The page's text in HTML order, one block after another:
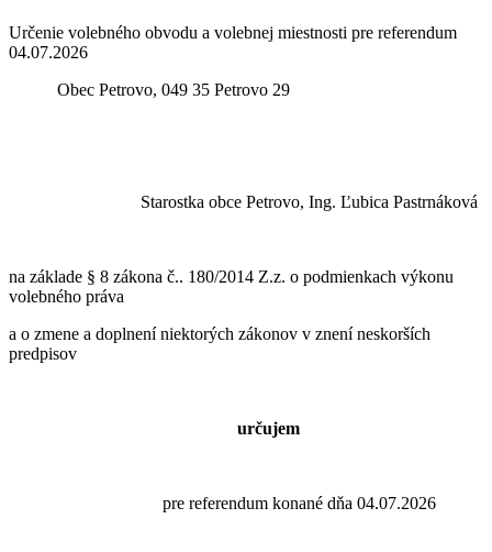
Určenie volebného obvodu a volebnej miestnosti pre referendum
04.07.2026
Obec Petrovo, 049 35 Petrovo 29
Starostka obce Petrovo, Ing. Ľubica Pastrnáková
na základe § 8 zákona č.. 180/2014 Z.z. o podmienkach výkonu
volebného práva
a o zmene a doplnení niektorých zákonov v znení neskorších
predpisov
určujem
pre referendum konané dňa 04.07.2026